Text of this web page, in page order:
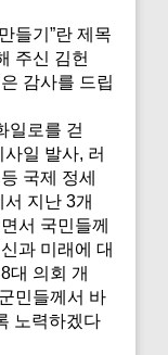
들기”란 제목
주신 김헌
감사를 드립
일로를 걷
일 발사, 러
국제 정세
지난 3개
서 국민들께
과 미래에 대
대 의회 개
민들께서 바
노력하겠다